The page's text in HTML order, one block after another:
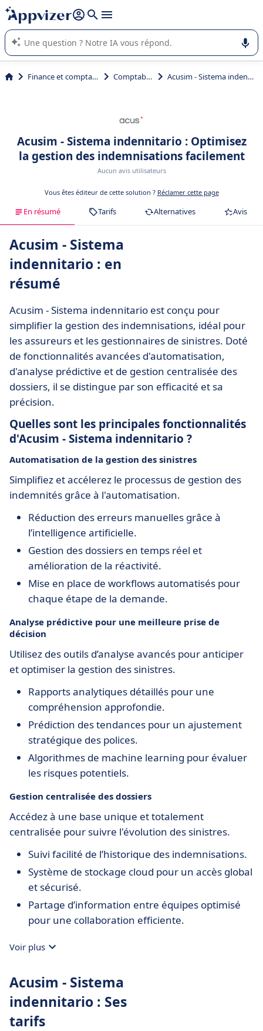
répondre (plusieurs lignes avec
L'IA de Appvizer vous guide dans l'utilisation ou la sélection de
logiciel SaaS en entreprise.
Finance et comptabilité Comptabilité Acusim - Sistema indennitario
Acusim - Sistema indennitario : Optimisez
la gestion des indemnisations facilement
Aucun avis utilisateurs
Vous êtes éditeur de cette solution ? Réclamer cette page
En résumé Tarifs Alternatives Avis
Acusim - Sistema
indennitario : en
résumé
Acusim - Sistema indennitario est conçu pour
simplifier la gestion des indemnisations, idéal pour
les assureurs et les gestionnaires de sinistres. Doté
de fonctionnalités avancées d'automatisation,
d'analyse prédictive et de gestion centralisée des
dossiers, il se distingue par son efficacité et sa
précision.
Quelles sont les principales fonctionnalités
d'Acusim - Sistema indennitario ?
Automatisation de la gestion des sinistres
Simplifiez et accélerez le processus de gestion des
indemnités grâce à l'automatisation.
Réduction des erreurs manuelles grâce à
l’intelligence artificielle.
Gestion des dossiers en temps réel et
amélioration de la réactivité.
Mise en place de workflows automatisés pour
chaque étape de la demande.
Analyse prédictive pour une meilleure prise de
décision
Utilisez des outils d’analyse avancés pour anticiper
et optimiser la gestion des sinistres.
Rapports analytiques détaillés pour une
compréhension approfondie.
Prédiction des tendances pour un ajustement
stratégique des polices.
Algorithmes de machine learning pour évaluer
les risques potentiels.
Gestion centralisée des dossiers
Accédez à une base unique et totalement
centralisée pour suivre l'évolution des sinistres.
Suivi facilité de l’historique des indemnisations.
Système de stockage cloud pour un accès global
et sécurisé.
Partage d’information entre équipes optimisé
pour une collaboration efficiente.
Voir plus
Acusim - Sistema
indennitario : Ses
tarifs